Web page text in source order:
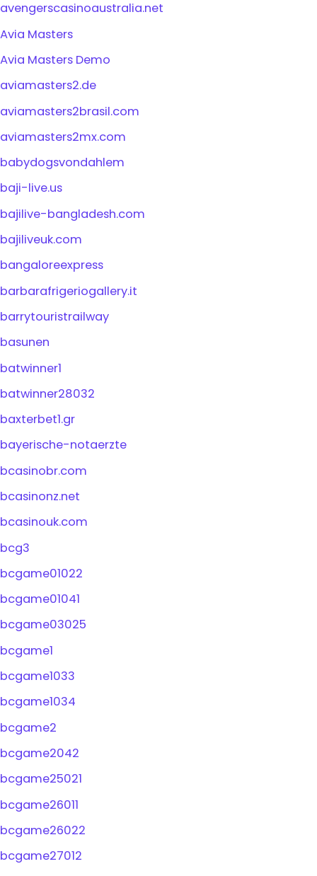
avengerscasinoaustralia.net
Avia Masters
Avia Masters Demo
aviamasters2.de
aviamasters2brasil.com
aviamasters2mx.com
babydogsvondahlem
baji-live.us
bajilive-bangladesh.com
bajiliveuk.com
bangaloreexpress
barbarafrigeriogallery.it
barrytouristrailway
basunen
batwinner1
batwinner28032
baxterbet1.gr
bayerische-notaerzte
bcasinobr.com
bcasinonz.net
bcasinouk.com
bcg3
bcgame01022
bcgame01041
bcgame03025
bcgame1
bcgame1033
bcgame1034
bcgame2
bcgame2042
bcgame25021
bcgame26011
bcgame26022
bcgame27012